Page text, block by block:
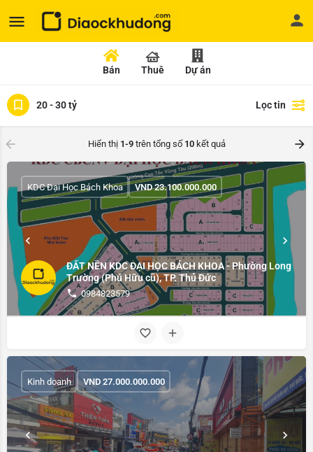
Bán Thuê Dự án
20 - 30 tỷ Lọc tin
Hiển thị 1-9trên tổng số 10kết quả
ĐẤT NỀN KDC ĐẠI HỌC BÁCH KHOA - Phường Long
Trường (Phú Hữu cũ), TP. Thủ Đức
0984823579
KDC Đại Học Bách Khoa VND23.100.000.000
Kinh doanh VND 27.000.000.000